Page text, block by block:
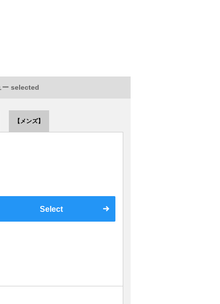
ー selected
【メンズ】
Select